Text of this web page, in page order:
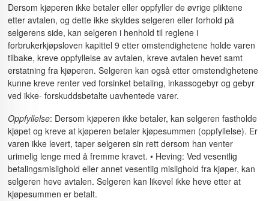
Dersom kjøperen ikke betaler eller oppfyller de øvrige pliktene
etter avtalen, og dette ikke skyldes selgeren eller forhold på
selgerens side, kan selgeren i henhold til reglene i
forbrukerkjøpsloven kapittel 9 etter omstendighetene holde varen
tilbake, kreve oppfyllelse av avtalen, kreve avtalen hevet samt
erstatning fra kjøperen. Selgeren kan også etter omstendighetene
kunne kreve renter ved forsinket betaling, inkassogebyr og gebyr
ved ikke- forskuddsbetalte uavhentede varer.
Oppfyllelse: Dersom kjøperen ikke betaler, kan selgeren fastholde
kjøpet og kreve at kjøperen betaler kjøpesummen (oppfyllelse). Er
varen ikke levert, taper selgeren sin rett dersom han venter
urimelig lenge med å fremme kravet. • Heving: Ved vesentlig
betalingsmislighold eller annet vesentlig mislighold fra kjøper, kan
selgeren heve avtalen. Selgeren kan likevel ikke heve etter at
kjøpesummen er betalt.